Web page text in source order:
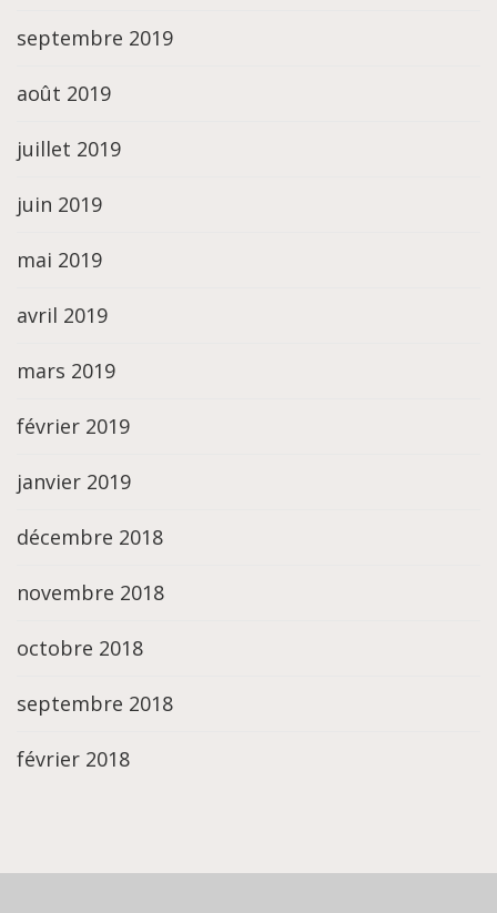
septembre 2019
août 2019
juillet 2019
juin 2019
mai 2019
avril 2019
mars 2019
février 2019
janvier 2019
décembre 2018
novembre 2018
octobre 2018
septembre 2018
février 2018